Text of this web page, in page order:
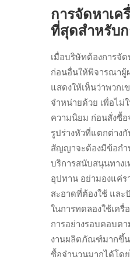
การจัดหาเ
ที่สุดสำหรับ
เมื่อบริษัทต้องการจั
ก่อนอื่นให้พิจารณาผู้
แสดงให้เห็นว่าพวก
จำหน่ายด้วย เพื่อไม่
ความนิยม ก่อนสั่งซื้
รูปร่างหัวที่แตกต่าง
สัญญาจะต้องมีข้อกำ
บริการสนับสนุนทาง
อุปทาน อย่ามองแค่
สะอาดที่ต้องใช้ และ
ในการทดลองใช้เครื่
การอย่างรอบคอบต
งานผลิตภัณฑ์มากขึ้น
ซื้อจำนวนมากได้โด